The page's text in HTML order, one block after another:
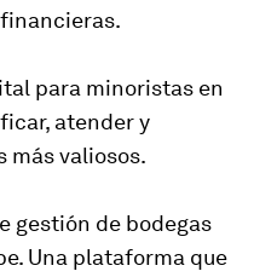
para minoristas en
atender y
más valiosos.
gestión de bodegas
Una plataforma que